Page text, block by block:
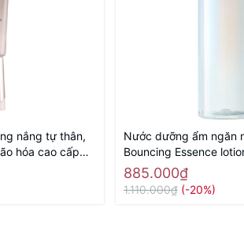
nắng tự thân,
hóa cao cấp
Brightening
- Hàng Nhật nội
Nước dưỡng ẩm ngăn
Bouncing Essence
170mL - Hàng Nhật nội
885.000₫
1.110.000₫ (-20%)